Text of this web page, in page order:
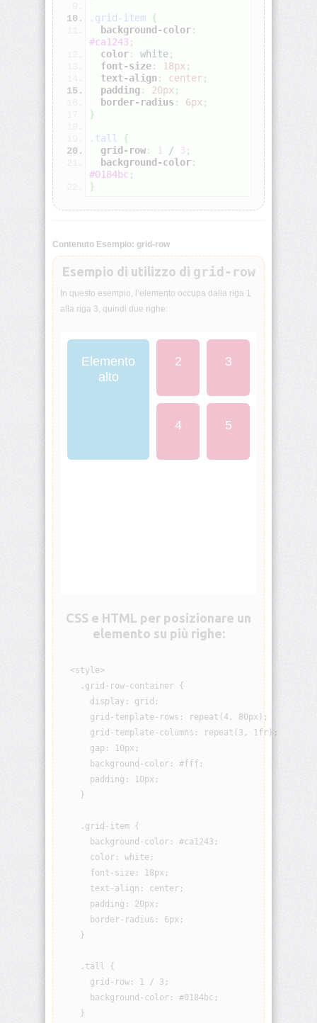
all
animation
animation-
delay
animation-
direction
animation-
duration
mode
animation-
iteration-
count
animation-
name
animation-
play-
state
animation-
timing-
function
aspect-
ratio
backdrop-
filter
backface-
visibility
background
background-
attachment
background-
blend-
mode
background-
clip
background-
color
background-
image
background-
origin
background-
position
background-
position-
.grid-item {
background-color:
#ca1243 ;
color: white;
font-size: 18px ;
text-align : center;
padding: 20px ;
border-radius : 6px ;
}
.tall
{
grid-row: 1 / 3 ;
background-color:
#0184bc ;
}
Contenuto Esempio: grid-row
Esempio di utilizzo di grid-row
In questo esempio, l’elemento occupa dalla riga 1
alla riga 3, quindi due righe:
Elemento
alto
2 3
4 5
CSS e HTML per posizionare un
elemento su più righe:
  <style>
    .grid-row-container {
      display: grid;
      grid-template-rows: repeat(4, 80px);
      grid-template-columns: repeat(3, 1fr);
      gap: 10px;
      background-color: #fff;
      padding: 10px;
    }
    .grid-item {
      background-color: #ca1243;
      color: white;
      font-size: 18px;
      text-align: center;
      padding: 20px;
      border-radius: 6px;
    }
    .tall {
      grid-row: 1 / 3;
      background-color: #0184bc;
    }